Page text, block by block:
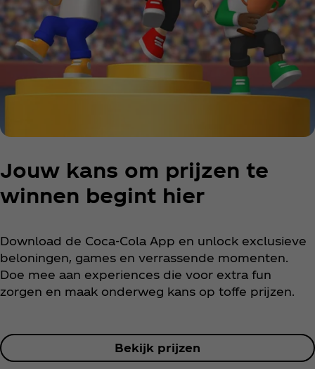
Jouw kans om prijzen te
winnen begint hier
Download de Coca‑Cola App en unlock exclusieve
beloningen, games en verrassende momenten.
Doe mee aan experiences die voor extra fun
zorgen en maak onderweg kans op toffe prijzen.
Bekijk prijzen